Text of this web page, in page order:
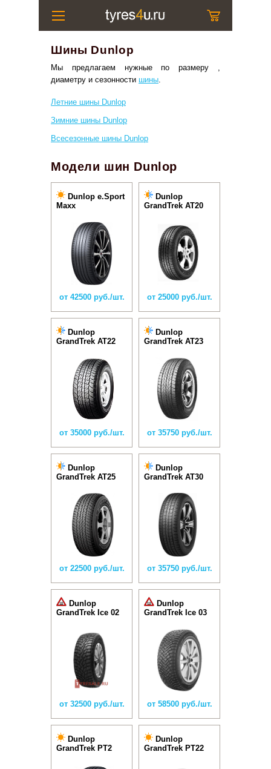
Шины Dunlop
Мы предлагаем нужные по размеру ,
диаметру и сезонности шины.
Летние шины Dunlop
Зимние шины Dunlop
Всесезонные шины Dunlop
Модели шин Dunlop
Dunlop e.Sport
Maxx
от 42500 руб./шт.
Dunlop
GrandTrek AT20
от 25000 руб./шт.
Dunlop
GrandTrek AT22
от 35000 руб./шт.
Dunlop
GrandTrek AT23
от 35750 руб./шт.
Dunlop
GrandTrek AT25
от 22500 руб./шт.
Dunlop
GrandTrek AT30
от 35750 руб./шт.
Dunlop
GrandTrek Ice 02
от 32500 руб./шт.
Dunlop
GrandTrek Ice 03
от 58500 руб./шт.
Dunlop
GrandTrek PT2
Dunlop
GrandTrek PT22